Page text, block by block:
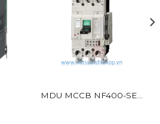
MDU MCCB NF400-SEV